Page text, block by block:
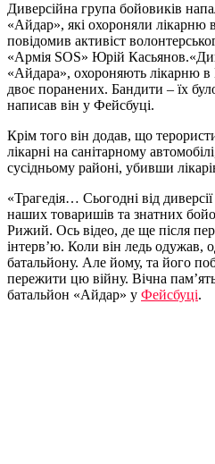
Диверсійна група бойовиків
«Айдар», які охороняли лікарню
повідомив активіст
«Армія SOS» Юрій
«Айдара», охороняють лікарню
двоє поранених. Бандити – їх
написав він у Фейсбуці.
Крім того він додав, що
лікарні на санітарному
сусідньому районі, убивши
«Трагедія… Сьогодні від
наших товаришів та знатних
Рижий. Ось відео, де ще після
інтерв’ю. Коли він ледь одужав,
батальйону. Але йому, та його
пережити цю війну. Вічна
батальйон «Айдар» у Фейсбуці.